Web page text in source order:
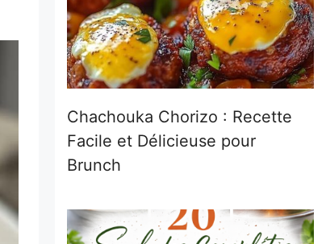
Chachouka Chorizo : Recette
Facile et Délicieuse pour
Brunch